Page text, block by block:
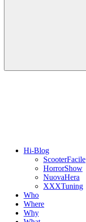
Hi-Blog
ScooterFacile
HorrorShow
NuovaHera
XXXTuning
Who
Where
Why